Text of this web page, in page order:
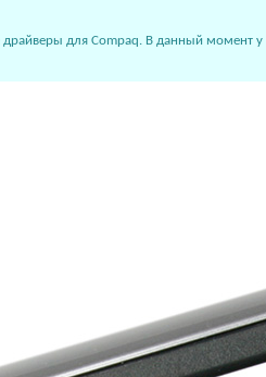
для Compaq. В данный момент у